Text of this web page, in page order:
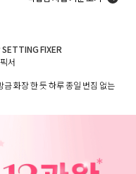
FIXER
서
화장 한 듯 하루 종일 번짐 없는